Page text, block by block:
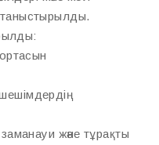
таныстырылды.
және тұрақты